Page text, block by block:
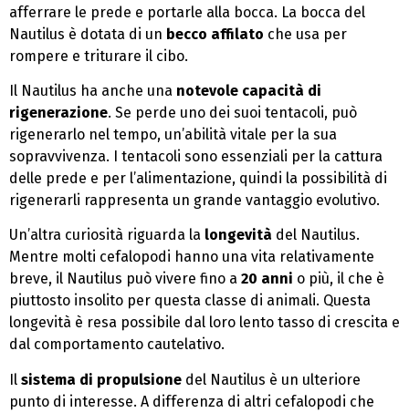
afferrare le prede e portarle alla bocca. La bocca del
Nautilus è dotata di un becco affilato che usa per
rompere e triturare il cibo.
Il Nautilus ha anche una notevole capacità di
rigenerazione. Se perde uno dei suoi tentacoli, può
rigenerarlo nel tempo, un’abilità vitale per la sua
sopravvivenza. I tentacoli sono essenziali per la cattura
delle prede e per l’alimentazione, quindi la possibilità di
rigenerarli rappresenta un grande vantaggio evolutivo.
Un’altra curiosità riguarda la longevità del Nautilus.
Mentre molti cefalopodi hanno una vita relativamente
breve, il Nautilus può vivere fino a 20 anni o più, il che è
piuttosto insolito per questa classe di animali. Questa
longevità è resa possibile dal loro lento tasso di crescita e
dal comportamento cautelativo.
Il sistema di propulsione del Nautilus è un ulteriore
punto di interesse. A differenza di altri cefalopodi che